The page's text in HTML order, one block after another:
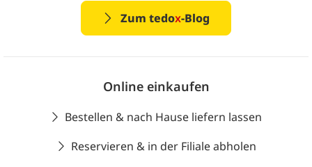
Zum tedox-Blog
Online einkaufen
Bestellen & nach Hause liefern lassen
Reservieren & in der Filiale abholen